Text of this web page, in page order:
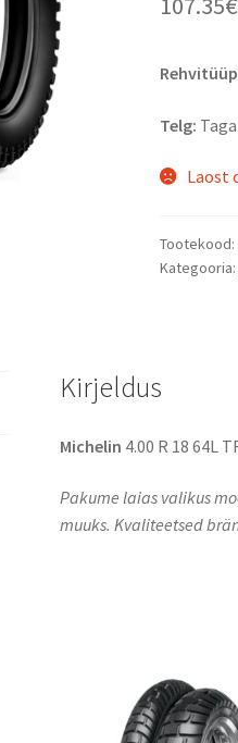
Telg:
Laost
Tootekood:
Kategooria:
Kirjeldus
Michelin 4.00 R 18 64L
Pakume laias valikus
muuks. Kvaliteetsed